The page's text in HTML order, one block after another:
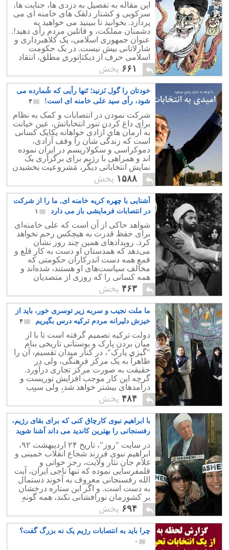
این مقاله به تفصیل به دزدی ها، جنایت ها،
سرکوبی و کشتار دلقک های خامنه ای می
پردازد. بخوانید تا ببینید می خواهید به
دشمنان مملکت، و قاتلین مردم رأی دهید!.
عنوان جمهوری اسلامی، یک کلاهبرداری و
شارلاتانی بیش نیست. در یک حکومت
اسلامی حرف از دیکتاتوری مطلق، انتقاد
ناپذیری، و نداشتن هرگونه آزادی است.
۶۶۱ پخش
خودتان را گول نَزنید؛ تَنها رأیی که شُمارده می
شود، رأی سید علی خامنه ای است!
۴
شرکت نمودن در انتصابات و کمک به نظام
برای داغ کردن تنور انتخاباتش، عین خیانت
به آرمان های آزادی خواهانه یکایک کسانی
است که زندگی شان را وقف آزادی،
دموکراسی و سکولاریسم در ایران نموده
اند و همراهی با رژیم برای برگزاری یک
نمایش انتخاباتی دیگر، مَشروعیت بخشیدن
به نظام اسلامی است.
۱۵۸۸ پخش
آشنایی با چهره کریه خامنه ای, ما را از شرکت
در انتصابات فرمایشی باز می دارد
۱
شواهد حاکی از آن است که علی خامنه‌ای
برای حفظ قدرت به هیچکس رحم نخواهد
کرد. رویدادهای همین چند روز نشان
می‌دهد که همدستان او دست به کار قلع و
قمع همه دست اندرکاران حکومتی که
مخالف سیاست‌های او هستند، شده‌اند و
همه کسانی را که روزی از متصدیان
جمهوری اسلامی بوده‌اند، مورد ناسزا و
توهین قرار می‌دهند
۴۶۳ پخش
ما ملت نجیب و سربه زیر توسری خور، باید از
خیزش دلیرانه مردم ترکیه درس بگیریم
۴
دولت ترکیه تصمیم گرفته است تا با از
میان بردن پارک و بوستانی تاریخی بنام
"گیزی پارک"، در کنار میدان تقسیم، آن را
ظاهراً به یک مرکز فرهنگی، ولی در
حقیقت به صورت مرکز تجاری درآورد.
گرچه این کار موجب افزایش توریست و
درآمدهای بیشتر خواهد شد، ولی سبب
نابودی یک اثر تاریخی، و یادگار ملی آن
کشور می شود.
۴۸۴ پخش
با ابراهیم نبوی کارچاق کنی که برای بقای رژیم،
رفسنجانی را بهترین کاندید می داند آشنا شوید
در سایت "روز"، تاریخ ۲۴ اردیبهشت ۹۲،
ابراهیم نبوی فرزند شجاع انقلاب خمینی و
غلام جان نثار ولایت، رجز خوانی و
قلمفرسایی نموده که تنها ناجی ایران، آیت
الله رفسنجانی معروف به آخوند دستمال
به دست است. و اگر این ستاره درخشان
بر کشورمان نورافشانی نکند، همه گونه
بلاهای ولایتی بر سر مردم فرود خواهد آمد
۶۹۴ پخش
چرا باید به انتصابات رژیم یک نه بزرگ گفت؟
۰